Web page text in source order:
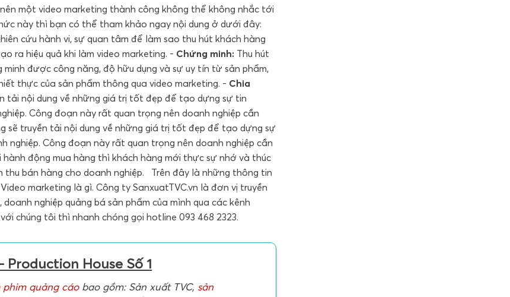
một video marketing thành công không thể không nhắc tới
này thì bạn có thể tham khảo ngay nội dung ở dưới đây:
cứu hành vi, sự quan tâm để làm sao thu hút khách hàng
ra hiệu quả khi làm video marketing. - Chứng minh: Thu hút
được công năng, độ hữu dụng và sự uy tín từ sản phẩm,
thực của sản phẩm thông qua video marketing. - Chia
tải nội dung về những giá trị tốt đẹp để tạo dựng sự tin
Công đoạn này rất quan trọng nên doanh nghiệp cần
sẽ truyền tải nội dung về những giá trị tốt đẹp để tạo dựng sự
Công đoạn này rất quan trọng nên doanh nghiệp cần
hành động mua hàng thì khách hàng mới thực sự nhớ và thúc
thu bán hàng cho doanh nghiệp. Trên đây là những thông tin
marketing là gì. Công ty SanxuatTVC.vn là đơn vị truyền
nghiệp quảng bá sản phẩm của mình qua các kênh
chúng tôi thì nhanh chóng gọi hotline 093 468 2323.
- Production House Số 1
phim quảng cáobao gồm: Sản xuất TVC, sản